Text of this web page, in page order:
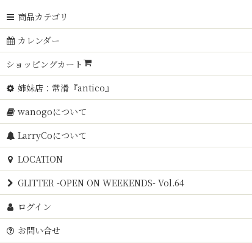
商品カテゴリ
カレンダー
ショッピングカート
姉妹店：常滑『antico』
wanogoについて
LarryCoについて
LOCATION
GLITTER -OPEN ON WEEKENDS- Vol.64
ログイン
お問い合せ